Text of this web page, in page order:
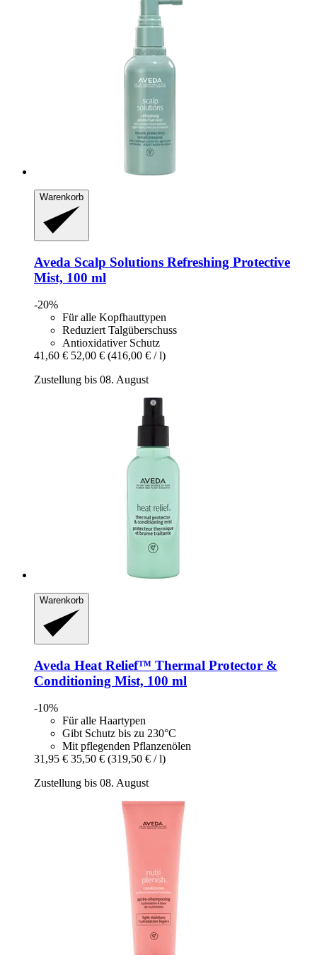
Warenkorb
Aveda Scalp Solutions Refreshing Protective
Mist, 100 ml
-20%
Für alle Kopfhauttypen
Reduziert Talgüberschuss
Antioxidativer Schutz
41,60 € 52,00 € (416,00 € / l)
Zustellung bis 08. August
Warenkorb
Aveda Heat Relief™ Thermal Protector &
Conditioning Mist, 100 ml
-10%
Für alle Haartypen
Gibt Schutz bis zu 230°C
Mit pflegenden Pflanzenölen
31,95 € 35,50 € (319,50 € / l)
Zustellung bis 08. August